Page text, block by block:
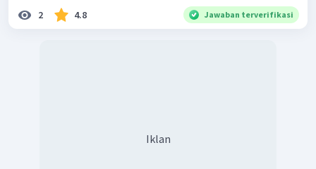
2 4.8 Jawaban terverifikasi
Iklan